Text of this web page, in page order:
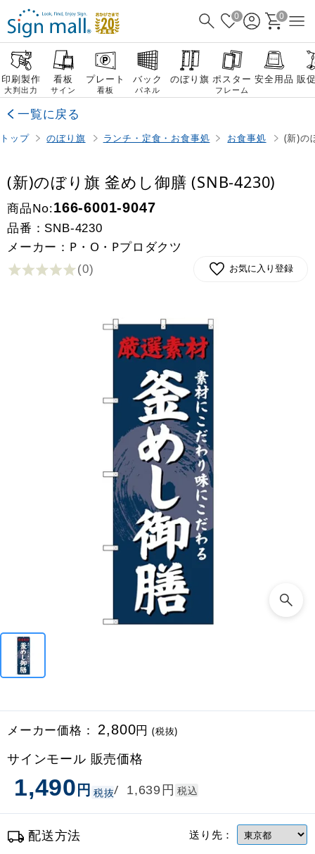
0 0
印刷製作
大判出力
看板
サイン
プレート
看板
バック
パネル
のぼり旗 ポスター
フレーム
安全用品 販
一覧に戻る
トップ のぼり旗 ランチ・定食・お食事処 お食事処 (新)の
(新)のぼり旗 釜めし御膳 (SNB-4230)
商品No:166-6001-9047
品番： SNB-4230
メーカー：P・O・Pプロダクツ
(0) お気に入り登録
メーカー価格： 2,800円(税抜)
サインモール 販売価格
1,490円 税抜/ 1,639円 税込
配送方法 送り先：